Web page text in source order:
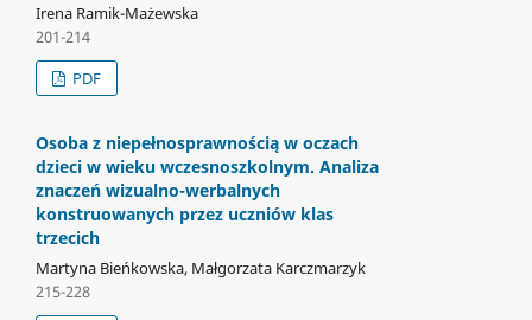
Irena Ramik-Mażewska
201-214
PDF
Osoba z niepełnosprawnością w oczach
dzieci w wieku wczesnoszkolnym. Analiza
znaczeń wizualno-werbalnych
konstruowanych przez uczniów klas
trzecich
Martyna Bieńkowska, Małgorzata Karczmarzyk
215-228